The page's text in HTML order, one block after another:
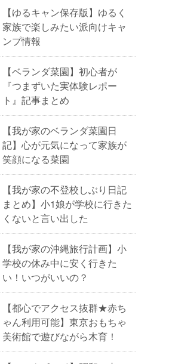
【ゆるキャン保存版】ゆるく
家族で楽しみたい派向けキャ
ンプ情報
【ベランダ菜園】初心者が
『つまずいた実体験レポー
ト』記事まとめ
【我が家のベランダ菜園日
記】心が元気になって家族が
笑顔になる菜園
【我が家の不登校しぶり日記
まとめ】小1娘が学校に行きた
くないと言い出した
【我が家の沖縄旅行計画】小
学校の休み中に安く行きた
い！いつがいいの？
【都心でアクセス抜群★赤ち
ゃん利用可能】東京おもちゃ
美術館で遊びながら木育！